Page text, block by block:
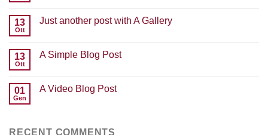
Welcome
13
Ott
Just another post with A Gallery
Just
A
Gallery
13
Ott
A Simple Blog Post
A
01
Gen
A Video Blog Post
Video
RECENT COMMENTS